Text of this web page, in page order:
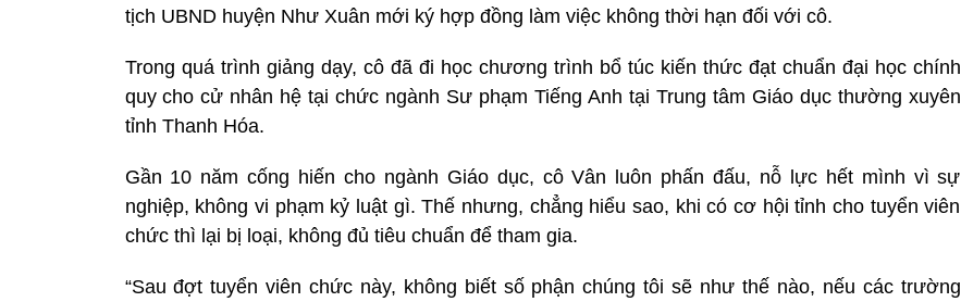
tịch UBND huyện Như Xuân mới ký hợp đồng làm việc không thời hạn đối với cô.
Trong quá trình giảng dạy, cô đã đi học chương trình bổ túc kiến thức đạt chuẩn đại học chính
quy cho cử nhân hệ tại chức ngành Sư phạm Tiếng Anh tại Trung tâm Giáo dục thường xuyên
tỉnh Thanh Hóa.
Gần 10 năm cống hiến cho ngành Giáo dục, cô Vân luôn phấn đấu, nỗ lực hết mình vì sự
nghiệp, không vi phạm kỷ luật gì. Thế nhưng, chẳng hiểu sao, khi có cơ hội tỉnh cho tuyển viên
chức thì lại bị loại, không đủ tiêu chuẩn để tham gia.
“Sau đợt tuyển viên chức này, không biết số phận chúng tôi sẽ như thế nào, nếu các trường